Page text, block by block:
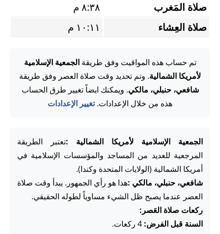
صلاة المَغرب
٨:٣٨ م
صلاة العِشاء
١٠:١١ م
تم حساب هذه المواقيت وفق طريقةالجمعية الإسلامية
لأمريكا الشمالية. وتم تحديد وقت صلاة العصر وفق طريقة
شافعي، حنبلي، مالكي. ويمكنك ايضاً تغيير طرق الحساب
هذه من خلال الإعدادات.تغيير الإعدادات
الجمعية الإسلامية لأمريكا الشمالية :تعتبر الطريقة
المرجعية للعديد من المساجد والمؤسسات الإسلامية في
أمريكا الشمالية (الولايات المتحدة وكندا).
شافعي، حنبلي، مالكي :هذا هو رأي الجمهور. يبدأ وقت صلاة
العصر عندما يصبح ظل الشيء مساوياً لطوله الحقيقي.
ركعات صلاة العَصر:
السنة قبل الفرض: